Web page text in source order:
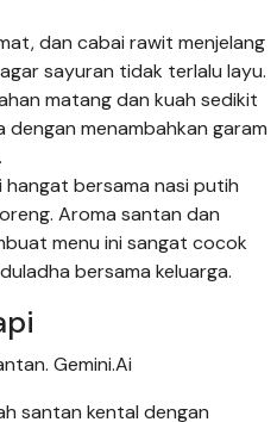
dan cabai rawit menjelang
sayuran tidak terlalu layu.
matang dan kuah sedikit
dengan menambahkan garam
hangat bersama nasi putih
Aroma santan dan
menu ini sangat cocok
bersama keluarga.
Gemini.Ai
santan kental dengan